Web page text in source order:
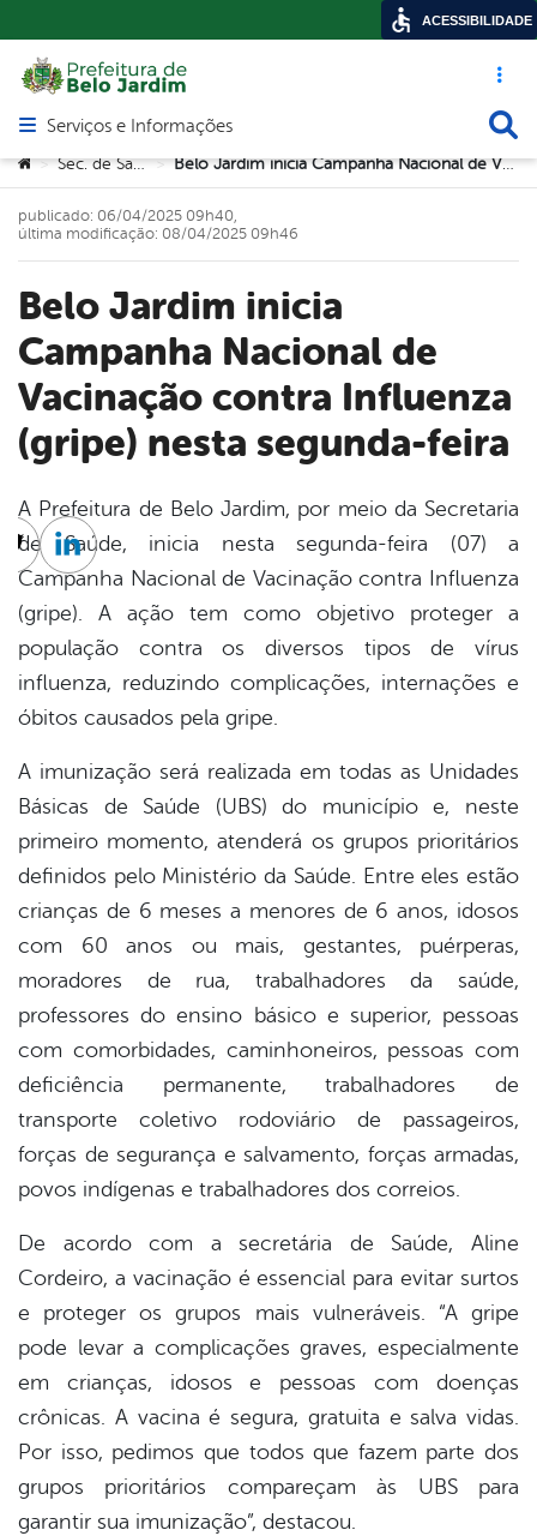
Acesso
Abrir menu principal de navegação
Serviços e Informações
Você está aqui:
> Sec. de Saúde > Belo Jardim inicia Campanha Nacional de Vacinação contra Influenza (gripe) nesta segunda-feira
Belo Jardim inicia
Campanha Nacional de
Vacinação contra Influenza
(gripe) nesta segunda-feira
publicado: 06/04/2025 09h40,
última modificação: 08/04/2025 09h46
A Prefeitura de Belo Jardim, por meio da Secretaria
de Saúde, inicia nesta segunda-feira (07) a
Campanha Nacional de Vacinação contra Influenza
(gripe). A ação tem como objetivo proteger a
população contra os diversos tipos de vírus
influenza, reduzindo complicações, internações e
óbitos causados pela gripe.
A imunização será realizada em todas as Unidades
Básicas de Saúde (UBS) do município e, neste
primeiro momento, atenderá os grupos prioritários
definidos pelo Ministério da Saúde. Entre eles estão
crianças de 6 meses a menores de 6 anos, idosos
com 60 anos ou mais, gestantes, puérperas,
moradores de rua, trabalhadores da saúde,
professores do ensino básico e superior, pessoas
com comorbidades, caminhoneiros, pessoas com
deficiência permanente, trabalhadores de
transporte coletivo rodoviário de passageiros,
forças de segurança e salvamento, forças armadas,
povos indígenas e trabalhadores dos correios.
De acordo com a secretária de Saúde, Aline
Cordeiro, a vacinação é essencial para evitar surtos
e proteger os grupos mais vulneráveis. “A gripe
pode levar a complicações graves, especialmente
em crianças, idosos e pessoas com doenças
crônicas. A vacina é segura, gratuita e salva vidas.
Por isso, pedimos que todos que fazem parte dos
grupos prioritários compareçam às UBS para
garantir sua imunização”, destacou.
Twitter
Linkedin
ACESSIBILIDADE